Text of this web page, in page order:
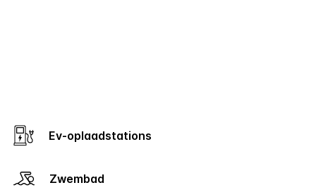
Ev-oplaadstations
Zwembad